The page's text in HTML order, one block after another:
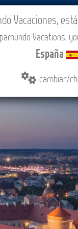
COMPRAR
Vacaciones,
Vacations,
España
cambiar/